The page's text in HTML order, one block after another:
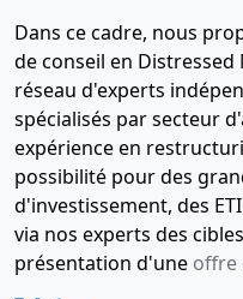
Dans ce cadre, nous
de conseil en
réseau d'experts
spécialisés par secteur
expérience en
possibilité pour des
d'investissement, des
via nos experts des
présentation d'une offre